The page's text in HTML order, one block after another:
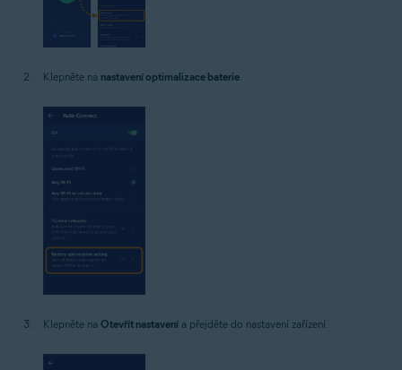
Klepněte na nastavení optimalizace baterie
Klepněte na Otevřít nastavení a přejděte do nastavení zařízení.